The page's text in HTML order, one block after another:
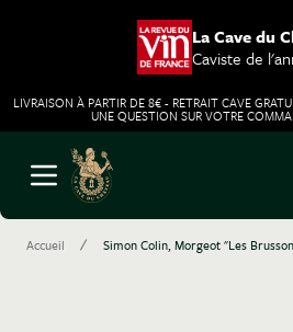
La Cave du
Caviste de
LIVRAISON À PARTIR DE 8€ - RETRAIT CAVE
UNE QUESTION SUR VOTRE
Aller au contenu
Ouvrir le menu
Accueil / Simon Colin, Morgeot "Les